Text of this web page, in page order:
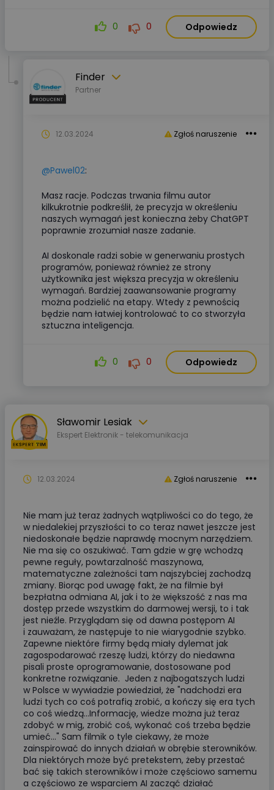
0 0 Odpowiedz
Finder
Partner
Zgłoś naruszenie
12.03.2024
@Pawel02:
Masz racje. Podczas trwania filmu autor
kilkukrotnie podkreślił, że precyzja w określeniu
naszych wymagań jest konieczna żeby ChatGPT
poprawnie zrozumiał nasze zadanie.
AI doskonale radzi sobie w generwaniu prostych
programów, ponieważ również ze strony
użytkownika jest większa precyzja w określeniu
wymagań. Bardziej zaawansowanie programy
można podzielić na etapy. Wtedy z pewnością
będzie nam łatwiej kontrolować to co stworzyła
sztuczna inteligencja.
0 0 Odpowiedz
Sławomir Lesiak
Ekspert Elektronik - telekomunikacja
Zgłoś naruszenie
12.03.2024
Nie mam już teraz żadnych wątpliwości co do tego, że
w niedalekiej przyszłości to co teraz nawet jeszcze jest
niedoskonałe będzie naprawdę mocnym narzędziem.
Nie ma się co oszukiwać. Tam gdzie w grę wchodzą
pewne reguły, powtarzalność maszynowa,
matematyczne zależności tam najszybciej zachodzą
zmiany. Biorąc pod uwagę fakt, że na filmie był
bezpłatna odmiana AI, jak i to że większość z nas ma
dostęp przede wszystkim do darmowej wersji, to i tak
jest nieźle. Przyglądam się od dawna postępom AI
i zauważam, że następuje to nie wiarygodnie szybko.
Zapewne niektóre firmy będą miały dylemat jak
zagospodarować rzeszę ludzi, którzy do niedawna
pisali proste oprogramowanie, dostosowane pod
konkretne rozwiązanie. Jeden z najbogatszych ludzi
w Polsce w wywiadzie powiedział, że "nadchodzi era
ludzi tych co coś potrafią zrobić, a kończy się era tych
co coś wiedzą...Informację, wiedze można już teraz
zdobyć w mig, zrobić coś, wykonać coś trzeba będzie
umieć..." Sam filmik o tyle ciekawy, że może
zainspirować do innych działań w obrębie sterowników.
Dla niektórych może być pretekstem, żeby przestać
bać się takich sterowników i może częściowo samemu
a częściowo ze wsparciem AI zacząć działać